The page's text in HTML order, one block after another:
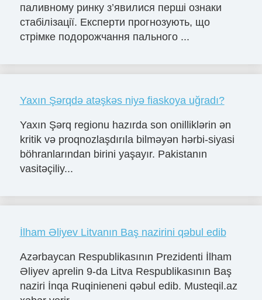
паливному ринку з’явилися перші ознаки
стабілізації. Експерти прогнозують, що
стрімке подорожчання пального ...
Yaxın Şərqdə atəşkəs niyə fiaskoya uğradı?
Yaxın Şərq regionu hazırda son onilliklərin ən
kritik və proqnozlaşdırıla bilməyən hərbi-siyasi
böhranlarından birini yaşayır. Pakistanın
vasitəçiliy...
İlham Əliyev Litvanın Baş nazirini qəbul edib
Azərbaycan Respublikasının Prezidenti İlham
Əliyev aprelin 9-da Litva Respublikasının Baş
naziri İnqa Ruqinieneni qəbul edib. Musteqil.az